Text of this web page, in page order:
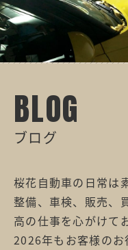
BLOG
ブログ
桜花自動車の日常は
整備、車検、販売、
高の仕事を心がけて
2026年もお客様のお